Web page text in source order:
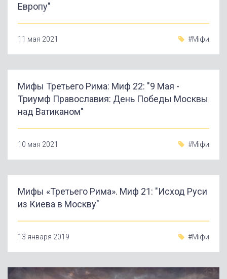
Европу"
11 мая 2021 #Міфи
Мифы Третьего Рима: Миф 22: "9 Мая -
Триумф Православия: День Победы Москвы
над Ватиканом"
10 мая 2021 #Міфи
Мифы «Третьего Рима». Миф 21: "Исход Руси
из Киева в Москву"
13 января 2019 #Міфи